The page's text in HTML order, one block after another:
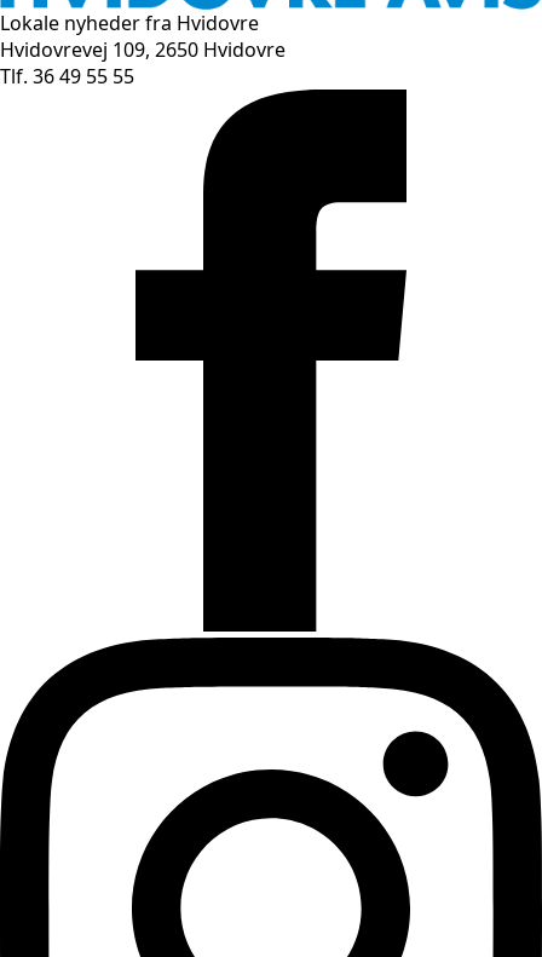
Lokale nyheder fra Hvidovre
Hvidovrevej 109, 2650 Hvidovre
Tlf. 36 49 55 55